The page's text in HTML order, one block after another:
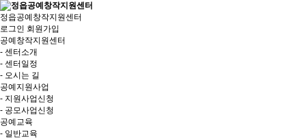
정읍공예창작지원센터
로그인 회원가입
공예창작지원센터
- 센터소개
- 센터일정
- 오시는 길
공예지원사업
- 지원사업신청
- 공모사업신청
공예교육
- 일반교육